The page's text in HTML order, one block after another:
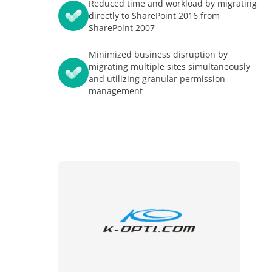
Apprentissage sans limites
AvePoint tyGraph
Blogs
Rapports d'analyses
Brochures produits
Reduced time and workload by migrating
directly to SharePoint 2016 from
SharePoint 2007
Minimized business disruption by
migrating multiple sites simultaneously
and utilizing granular permission
management